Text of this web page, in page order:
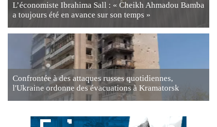
L’économiste Ibrahima Sall : « Cheikh Ahmadou Bamba
a toujours été en avance sur son temps »
Confrontée à des attaques russes quotidiennes,
l'Ukraine ordonne des évacuations à Kramatorsk